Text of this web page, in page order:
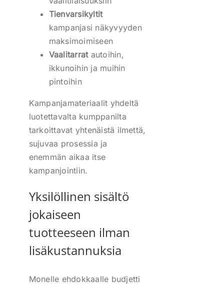
Tienvarsikyltit
kampanjasi näkyvyyden
maksimoimiseen
Vaalitarratautoihin,
ikkunoihin ja muihin
pintoihin
Kampanjamateriaalit yhdeltä
luotettavalta kumppanilta
tarkoittavat yhtenäistä ilmettä,
sujuvaa prosessia ja
enemmän aikaa itse
kampanjointiin.
Yksilöllinen sisältö
jokaiseen
tuotteeseen ilman
lisäkustannuksia
Monelle ehdokkaalle budjetti